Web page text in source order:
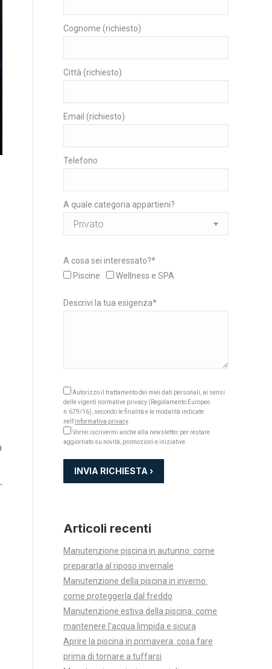
Cognome (richiesto)
Città (richiesto)
Email (richiesto)
Telefono
A quale categoria appartieni?
A cosa sei interessato?*
Piscine
Wellness e SPA
Descrivi la tua esigenza*
Autorizzo il trattamento dei miei dati personali, ai sensi
delle vigenti normative privacy (Regolamento Europeo
n.679/16), secondo le finalità e le modalità indicate
nell'informativa privacy.
Vorrei iscrivermi anche alla newsletter per restare
aggiornato su novità, promozioni e iniziative.
Articoli recenti
Manutenzione piscina in autunno: come
prepararla al riposo invernale
Manutenzione della piscina in inverno:
come proteggerla dal freddo
Manutenzione estiva della piscina: come
mantenere l’acqua limpida e sicura
Aprire la piscina in primavera: cosa fare
prima di tornare a tuffarsi